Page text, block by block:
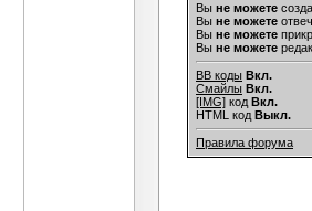
Вы не можете
Вы не можете
Вы не можете
Вы не можете
BB коды Вкл.
Смайлы Вкл.
[IMG] код Вкл.
HTML код Выкл.
Правила форума